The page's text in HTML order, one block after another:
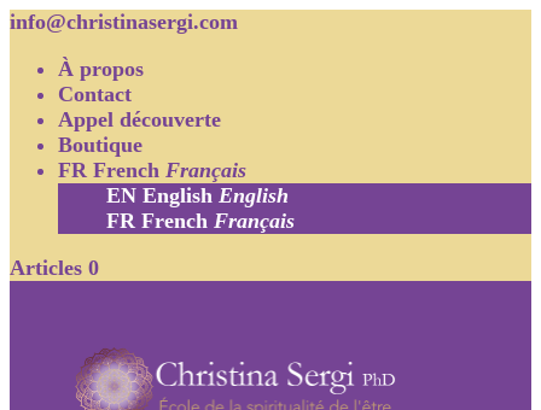
info@christinasergi.com
À propos
Contact
Appel découverte
Boutique
FR French Français
EN English English
FR French Français
Articles 0